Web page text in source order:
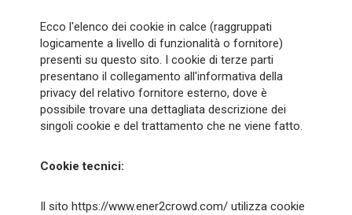
Ecco l'elenco dei cookie in calce (raggruppati
logicamente a livello di funzionalità o fornitore)
presenti su questo sito. I cookie di terze parti
presentano il collegamento all'informativa della
privacy del relativo fornitore esterno, dove è
possibile trovare una dettagliata descrizione dei
singoli cookie e del trattamento che ne viene fatto.
Cookie tecnici:
Il sito https://www.ener2crowd.com/ utilizza cookie